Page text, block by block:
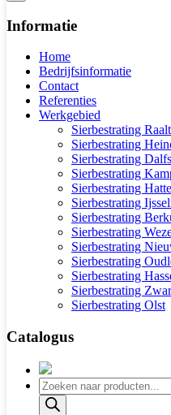
Informatie
Home
Bedrijfsinformatie
Contact
Referenties
Werkgebied
Sierbestrating
Sierbestrating
Sierbestrating
Sierbestrating
Sierbestrating
Sierbestrating
Sierbestrating
Sierbestrating
Sierbestrating
Sierbestrating
Sierbestrating
Sierbestrating
Sierbestrating Olst
Catalogus
Producten
zoeken